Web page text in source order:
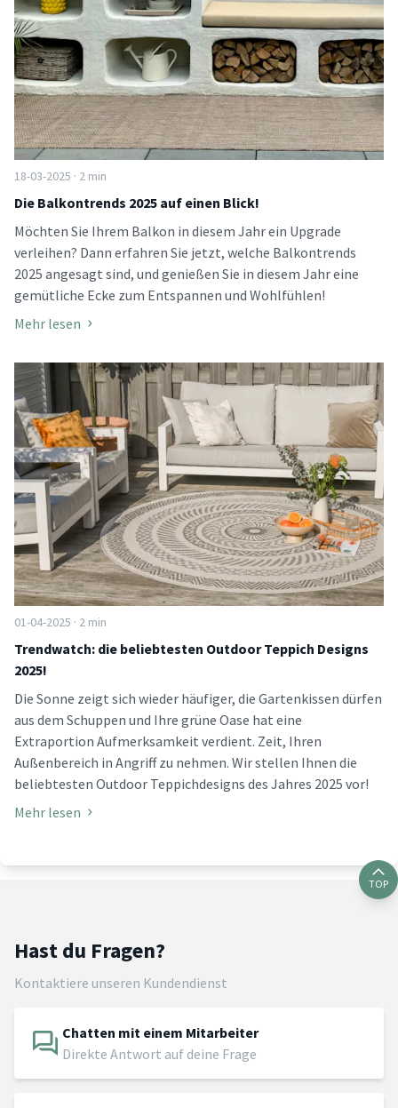
18-03-2025 · 2 min
Die Balkontrends 2025 auf einen Blick!
Möchten Sie Ihrem Balkon in diesem Jahr ein Upgrade
verleihen? Dann erfahren Sie jetzt, welche Balkontrends
2025 angesagt sind, und genießen Sie in diesem Jahr eine
gemütliche Ecke zum Entspannen und Wohlfühlen!
Mehr lesen
01-04-2025 · 2 min
Trendwatch: die beliebtesten Outdoor Teppich Designs
2025!
Die Sonne zeigt sich wieder häufiger, die Gartenkissen dürfen
aus dem Schuppen und Ihre grüne Oase hat eine
Extraportion Aufmerksamkeit verdient. Zeit, Ihren
Außenbereich in Angriff zu nehmen. Wir stellen Ihnen die
beliebtesten Outdoor Teppichdesigns des Jahres 2025 vor!
Mehr lesen
TOP
Hast du Fragen?
Kontaktiere unseren Kundendienst
Chatten mit einem Mitarbeiter
Direkte Antwort auf deine Frage